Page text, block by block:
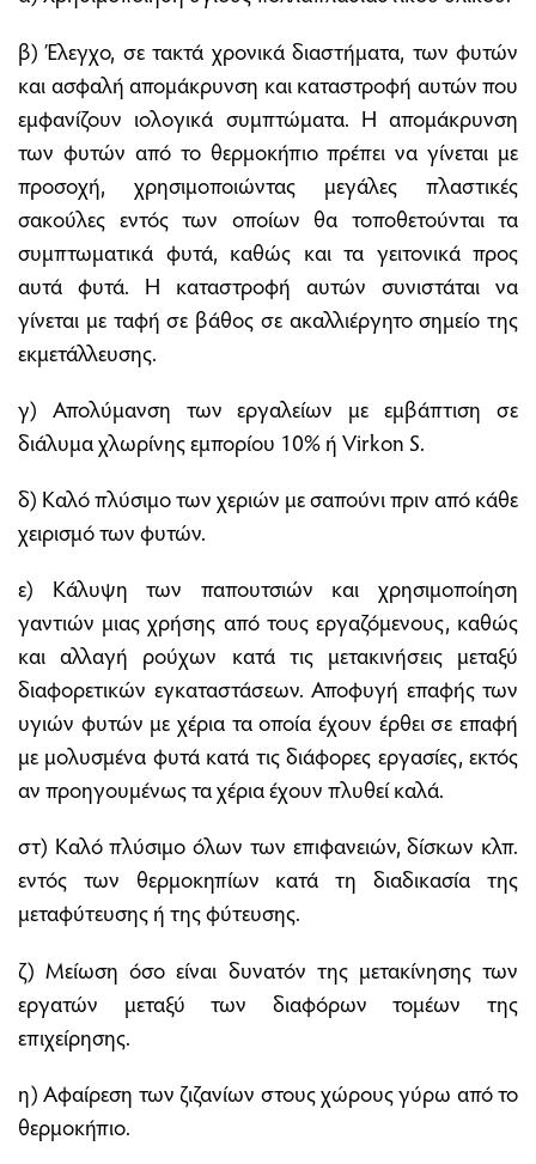
β) Έλεγχο, σε τακτά χρονικά διαστήματα, των φυτών
και ασφαλή απομάκρυνση και καταστροφή αυτών που
εμφανίζουν ιολογικά συμπτώματα. Η απομάκρυνση
των φυτών από το θερμοκήπιο πρέπει να γίνεται με
προσοχή, χρησιμοποιώντας μεγάλες πλαστικές
σακούλες εντός των οποίων θα τοποθετούνται τα
συμπτωματικά φυτά, καθώς και τα γειτονικά προς
αυτά φυτά. Η καταστροφή αυτών συνιστάται να
γίνεται με ταφή σε βάθος σε ακαλλιέργητο σημείο της
εκμετάλλευσης.
γ) Απολύμανση των εργαλείων με εμβάπτιση σε
διάλυμα χλωρίνης εμπορίου 10% ή Virkon S.
δ) Καλό πλύσιμο των χεριών με σαπούνι πριν από κάθε
χειρισμό των φυτών.
ε) Κάλυψη των παπουτσιών και χρησιμοποίηση
γαντιών μιας χρήσης από τους εργαζόμενους, καθώς
και αλλαγή ρούχων κατά τις μετακινήσεις μεταξύ
διαφορετικών εγκαταστάσεων. Αποφυγή επαφής των
υγιών φυτών με χέρια τα οποία έχουν έρθει σε επαφή
με μολυσμένα φυτά κατά τις διάφορες εργασίες, εκτός
αν προηγουμένως τα χέρια έχουν πλυθεί καλά.
στ) Καλό πλύσιμο όλων των επιφανειών, δίσκων κλπ.
εντός των θερμοκηπίων κατά τη διαδικασία της
μεταφύτευσης ή της φύτευσης.
ζ) Μείωση όσο είναι δυνατόν της μετακίνησης των
εργατών μεταξύ των διαφόρων τομέων της
επιχείρησης.
η) Αφαίρεση των ζιζανίων στους χώρους γύρω από το
θερμοκήπιο.